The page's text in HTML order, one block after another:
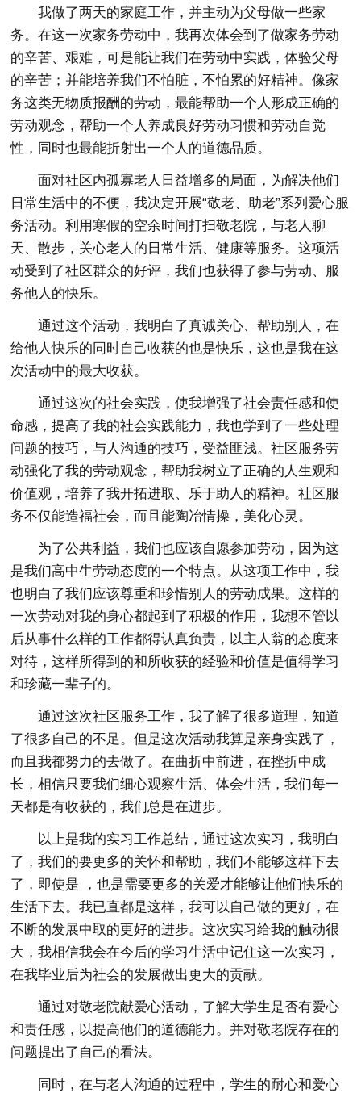
我做了两天的家庭工作，并主动为父母做一些家
务。在这一次家务劳动中，我再次体会到了做家务劳动
的辛苦、艰难，可是能让我们在劳动中实践，体验父母
的辛苦；并能培养我们不怕脏，不怕累的好精神。像家
务这类无物质报酬的劳动，最能帮助一个人形成正确的
劳动观念，帮助一个人养成良好劳动习惯和劳动自觉
性，同时也最能折射出一个人的道德品质。
面对社区内孤寡老人日益增多的局面，为解决他们
日常生活中的不便，我决定开展“敬老、助老”系列爱心服
务活动。利用寒假的空余时间打扫敬老院，与老人聊
天、散步，关心老人的日常生活、健康等服务。这项活
动受到了社区群众的好评，我们也获得了参与劳动、服
务他人的快乐。
通过这个活动，我明白了真诚关心、帮助别人，在
给他人快乐的同时自己收获的也是快乐，这也是我在这
次活动中的最大收获。
通过这次的社会实践，使我增强了社会责任感和使
命感，提高了我的社会实践能力，我也学到了一些处理
问题的技巧，与人沟通的技巧，受益匪浅。社区服务劳
动强化了我的劳动观念，帮助我树立了正确的人生观和
价值观，培养了我开拓进取、乐于助人的精神。社区服
务不仅能造福社会，而且能陶冶情操，美化心灵。
为了公共利益，我们也应该自愿参加劳动，因为这
是我们高中生劳动态度的一个特点。从这项工作中，我
也明白了我们应该尊重和珍惜别人的劳动成果。这样的
一次劳动对我的身心都起到了积极的作用，我想不管以
后从事什么样的工作都得认真负责，以主人翁的态度来
对待，这样所得到的和所收获的经验和价值是值得学习
和珍藏一辈子的。
通过这次社区服务工作，我了解了很多道理，知道
了很多自己的不足。但是这次活动我算是亲身实践了，
而且我都努力的去做了。在曲折中前进，在挫折中成
长，相信只要我们细心观察生活、体会生活，我们每一
天都是有收获的，我们总是在进步。
以上是我的实习工作总结，通过这次实习，我明白
了，我们的要更多的关怀和帮助，我们不能够这样下去
了，即使是 ，也是需要更多的关爱才能够让他们快乐的
生活下去。我已直都是这样，我可以自己做的更好，在
不断的发展中取的更好的进步。这次实习给我的触动很
大，我相信我会在今后的学习生活中记住这一次实习，
在我毕业后为社会的发展做出更大的贡献。
通过对敬老院献爱心活动，了解大学生是否有爱心
和责任感，以提高他们的道德能力。并对敬老院存在的
问题提出了自己的看法。
同时，在与老人沟通的过程中，学生的耐心和爱心